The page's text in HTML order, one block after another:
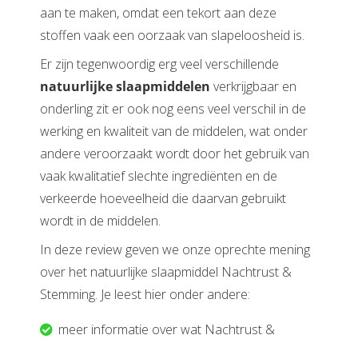
aan te maken, omdat een tekort aan deze
stoffen vaak een oorzaak van slapeloosheid is.
Er zijn tegenwoordig erg veel verschillende
natuurlijke slaapmiddelen verkrijgbaar en
onderling zit er ook nog eens veel verschil in de
werking en kwaliteit van de middelen, wat onder
andere veroorzaakt wordt door het gebruik van
vaak kwalitatief slechte ingrediënten en de
verkeerde hoeveelheid die daarvan gebruikt
wordt in de middelen.
In deze review geven we onze oprechte mening
over het natuurlijke slaapmiddel Nachtrust &
Stemming. Je leest hier onder andere:
meer informatie over wat Nachtrust &